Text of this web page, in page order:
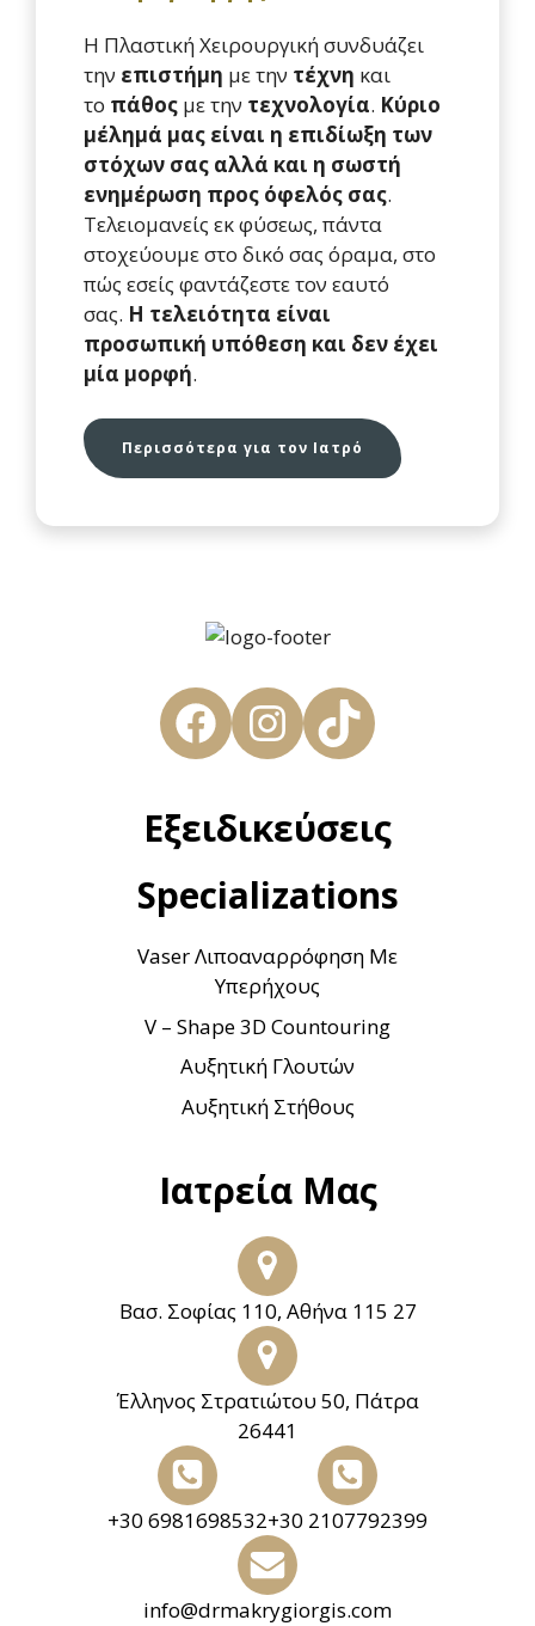
Η Πλαστική Χειρουργική συνδυάζει
την επιστήμη με την τέχνη και
το πάθος με την τεχνολογία. Κύριο
μέλημά μας είναι η επιδίωξη των
στόχων σας αλλά και η σωστή
ενημέρωση προς όφελός σας.
Τελειομανείς εκ φύσεως, πάντα
στοχεύουμε στο δικό σας όραμα, στο
πώς εσείς φαντάζεστε τον εαυτό
σας. Η τελειότητα είναι
προσωπική υπόθεση και δεν έχει
μία μορφή.
Περισσότερα για τον Ιατρό
FacebookInstagram
TikTok
Εξειδικεύσεις
Specializations
Vaser Λιποαναρρόφηση Με
Υπερήχους
V – Shape 3D Countouring
Αυξητική Γλουτών
Αυξητική Στήθους
Ιατρεία Μας
Βασ. Σοφίας 110, Αθήνα 115 27
Έλληνος Στρατιώτου 50, Πάτρα
26441
+30 6981698532+30 2107792399
info@drmakrygiorgis.com